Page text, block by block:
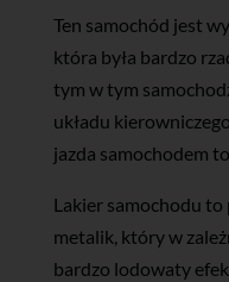
Ten samochód jest
która była bardzo
tym w tym
układu
jazda samochodem
Lakier samochodu
metalik, który w
bardzo lodowaty